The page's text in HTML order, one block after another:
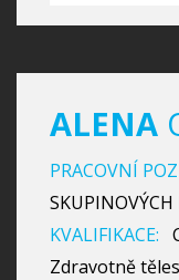
ALENA
PRACOVNÍ
SKUPINOVÝCH
KVALIFIKACE:
Zdravotně